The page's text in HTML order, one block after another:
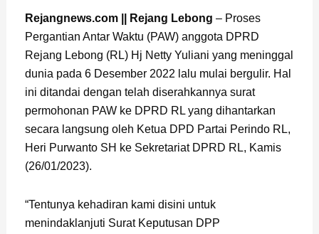
Rejangnews.com || Rejang Lebong – Proses
Pergantian Antar Waktu (PAW) anggota DPRD
Rejang Lebong (RL) Hj Netty Yuliani yang meninggal
dunia pada 6 Desember 2022 lalu mulai bergulir. Hal
ini ditandai dengan telah diserahkannya surat
permohonan PAW ke DPRD RL yang dihantarkan
secara langsung oleh Ketua DPD Partai Perindo RL,
Heri Purwanto SH ke Sekretariat DPRD RL, Kamis
(26/01/2023).
“Tentunya kehadiran kami disini untuk
menindaklanjuti Surat Keputusan DPP
Page
, Page